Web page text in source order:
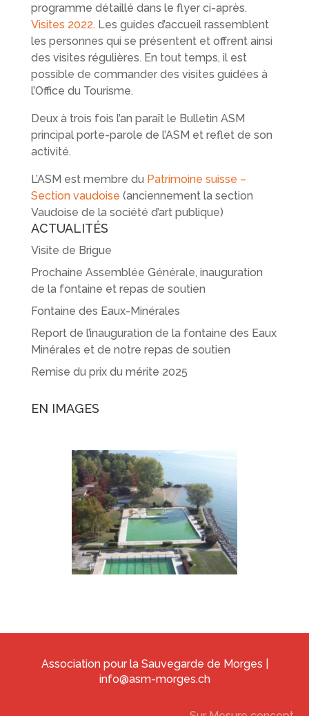
programme détaillé dans le flyer ci-après.
Visites 2022. Les guides d’accueil rassemblent
les personnes qui se présentent et offrent ainsi
des visites régulières. En tout temps, il est
possible de commander des visites guidées à
l’Office du Tourisme.
Deux à trois fois l’an paraît le Bulletin ASM
principal porte-parole de l’ASM et reflet de son
activité.
L’ASM est membre du Patrimoine suisse –
Section vaudoise (anciennement la section
Vaudoise de la société d’art publique)
ACTUALITÉS
Visite de Brigue
Prochaine Assemblée Générale, inauguration
de la fontaine et repas de soutien
Fontaine des Eaux-Minérales
Report de l’inauguration de la fontaine des Eaux
Minérales et de notre repas de soutien
Remise du prix du mérite 2025
EN IMAGES
Association pour la Sauvegarde de Morges |
info@asm-morges.ch